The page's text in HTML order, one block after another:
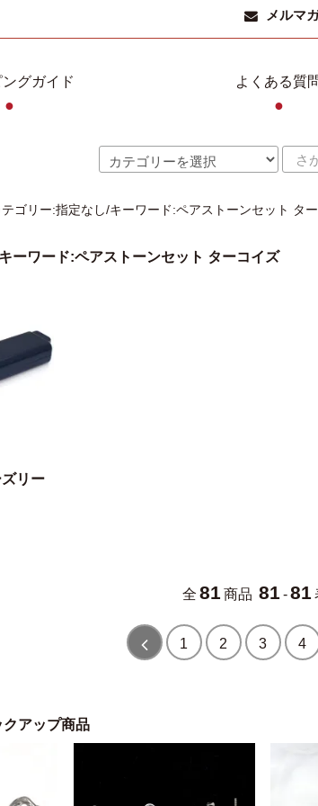
メルマ
グガイド
●
よくある質
●
ゴリー:指定なし/キーワード:ペアストーンセット タ
ーワード:ペアストーンセット ターコイズ
リー
全 81 商品 81 -81
1 2 3 4
クアップ商品